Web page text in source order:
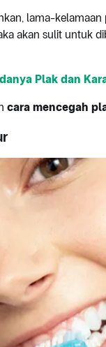
lama-
akan sulit untuk
Plak dan
cara mencegah